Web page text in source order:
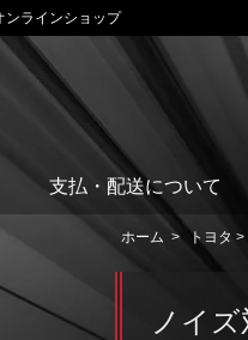
ンラインショップ
支払・配送について
ホーム > トヨタ >
ノイ